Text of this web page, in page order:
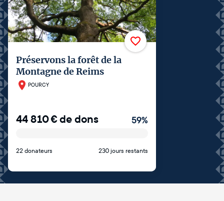
Préservons la forêt de la
Montagne de Reims
POURCY
44 810€de dons 59%
22 donateurs 230 jours restants